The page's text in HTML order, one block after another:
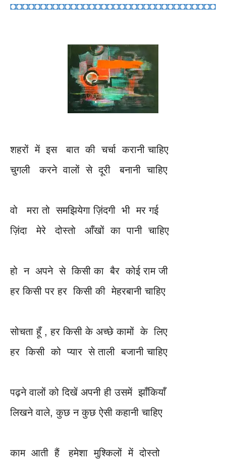
◘◘◘◘◘◘◘◘◘◘◘◘◘◘◘◘◘◘◘◘◘◘◘◘◘◘◘◘◘◘◘◘◘◘
शहरों में इस बात की चर्चा करानी चाहिए
चुगली करने वालों से दूरी बनानी चाहिए
वो मरा तो समझियेगा ज़िंदगी भी मर गई
ज़िंदा मेरे दोस्तो आँखों का पानी चाहिए
हो न अपने से किसी का बैर कोई राम जी
हर किसी पर हर किसी की मेहरबानी चाहिए
सोचता हूँ , हर किसी के अच्छे कामों के लिए
हर किसी को प्यार से ताली बजानी चाहिए
पढ़ने वालों को दिखें अपनी ही उसमें झाँकियाँ
लिखने वाले, कुछ न कुछ ऐसी कहानी चाहिए
काम आती हैं हमेशा मुश्किलों में दोस्तो